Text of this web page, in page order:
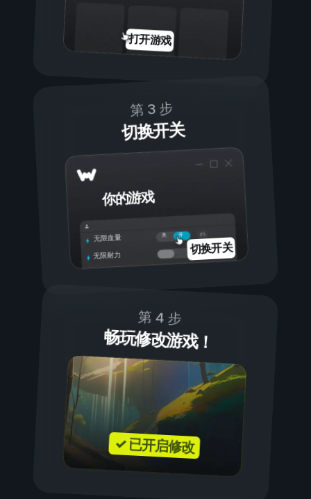
打开游戏
第 3 步
切换开关
你的游戏
开
关
无限血量
无限耐力
切换开关
第 4 步
畅玩修改游戏！
✓ 已开启修改